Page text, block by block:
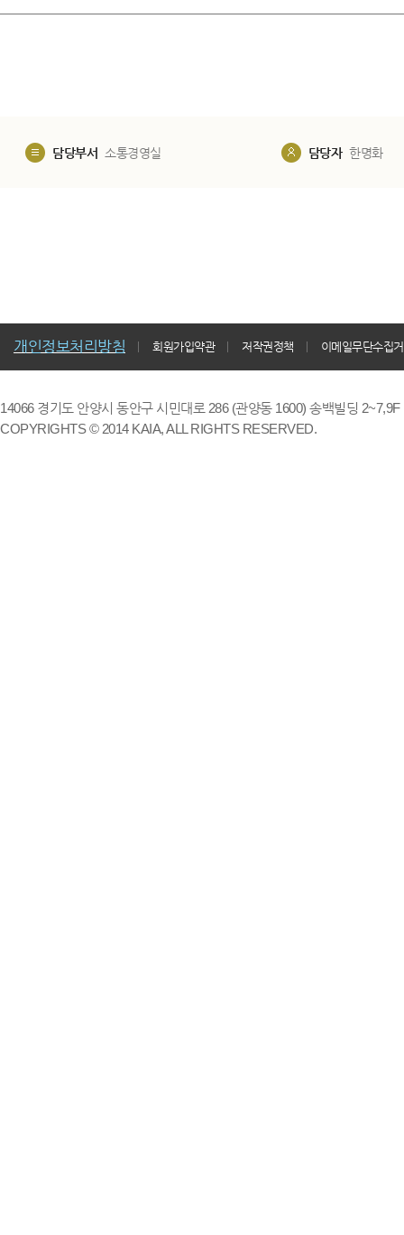
담당부서 소통경영실 담당자 한명화
개인정보처리방침 회원가입약관 저작권정책 이메일무단수집
14066 경기도 안양시 동안구 시민대로 286 (관양동 1600) 송백빌딩
COPYRIGHTS © 2014 KAIA, ALL RIGHTS RESERVED.